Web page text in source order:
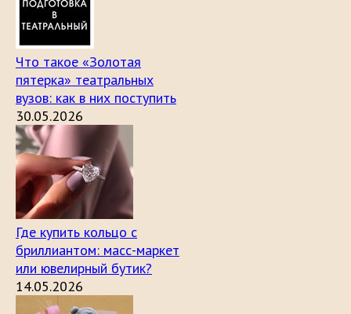
Что такое «Золотая
пятерка» театральных
вузов: как в них поступить
30.05.2026
Где купить кольцо с
бриллиантом: масс-маркет
или ювелирный бутик?
14.05.2026